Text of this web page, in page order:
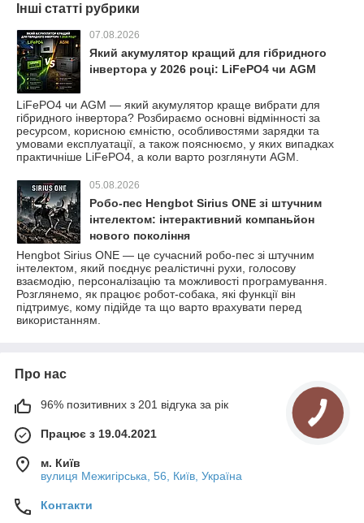
Інші статті рубрики
07.08.2026
Який акумулятор кращий для гібридного
інвертора у 2026 році: LiFePO4 чи AGM
LiFePO4 чи AGM — який акумулятор краще вибрати для
гібридного інвертора? Розбираємо основні відмінності за
ресурсом, корисною ємністю, особливостями зарядки та
умовами експлуатації, а також пояснюємо, у яких випадках
практичніше LiFePO4, а коли варто розглянути AGM.
05.08.2026
Робо-пес Hengbot Sirius ONE зі штучним
інтелектом: інтерактивний компаньйон
нового покоління
Hengbot Sirius ONE — це сучасний робо-пес зі штучним
інтелектом, який поєднує реалістичні рухи, голосову
взаємодію, персоналізацію та можливості програмування.
Розглянемо, як працює робот-собака, які функції він
підтримує, кому підійде та що варто врахувати перед
використанням.
Про нас
96% позитивних з 201 відгука за рік
Працює з 19.04.2021
м. Київ
вулиця Межигірська, 56, Київ, Україна
Контакти